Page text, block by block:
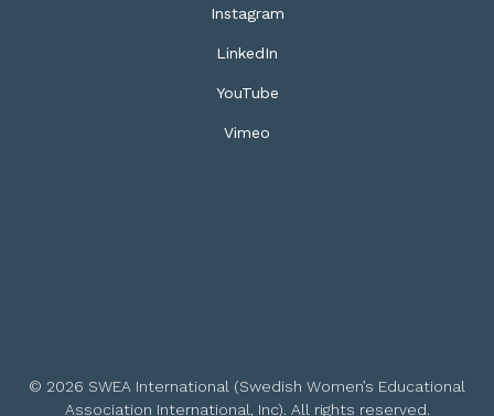
Instagram
LinkedIn
YouTube
Vimeo
© 2026 SWEA International (Swedish Women’s Educational
Association International, Inc). All rights reserved.